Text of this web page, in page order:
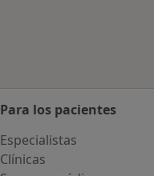
Para los pacientes
Especialistas
Clínicas